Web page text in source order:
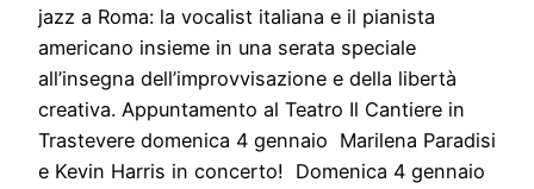
jazz a Roma: la vocalist italiana e il pianista
americano insieme in una serata speciale
all’insegna dell’improvvisazione e della libertà
creativa. Appuntamento al Teatro Il Cantiere in
Trastevere domenica 4 gennaio Marilena Paradisi
e Kevin Harris in concerto! Domenica 4 gennaio